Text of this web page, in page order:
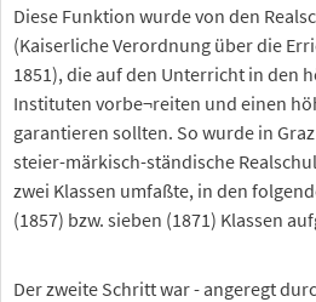
Diese Funktion wurde von den
(Kaiserliche Verordnung über die
1851), die auf den Unterricht in den
Instituten vorbe¬reiten und einen
garantieren sollten. So wurde in
steier-märkisch-ständische
zwei Klassen umfaßte, in den
(1857) bzw. sieben (1871) Klassen
Der zweite Schritt war - angeregt